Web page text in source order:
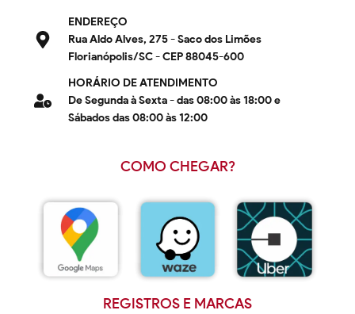
ENDEREÇO
Rua Aldo Alves, 275 - Saco dos Limões
Florianópolis/SC - CEP 88045-600
HORÁRIO DE ATENDIMENTO
De Segunda à Sexta - das 08:00 às 18:00 e
Sábados das 08:00 às 12:00
COMO CHEGAR?
REGISTROS E MARCAS